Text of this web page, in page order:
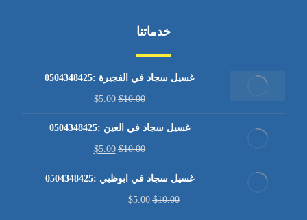
خدماتنا
غسيل سجاد في الفجيرة :0504348425
$10.00
$5.00
غسيل سجاد في العين :0504348425
$10.00
$5.00
غسيل سجاد في ابوظبي :0504348425
$10.00
$5.00